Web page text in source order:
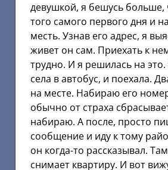
девушкой, я бешусь больше,
того самого первого дня и
месть. Узнав его адрес, я
живет он сам. Приехать к
трудно. И я решилась на
села в автобус, и поехала.
на месте. Набираю его
обычно от страха
набираю. А после, просто
сообщение и иду к тому
он когда-то рассказывал.
снимает квартиру. И вот